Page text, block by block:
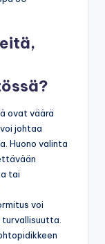
ovat väärä
johtaa
Huono valinta
tai
voi